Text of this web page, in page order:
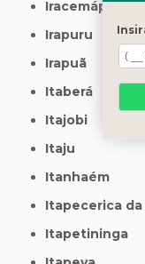
Iracemápolis
Irapuru
Irapuã
Itaberá
Itajobi
Itaju
Itanhaém
Itapecerica da
Itapetininga